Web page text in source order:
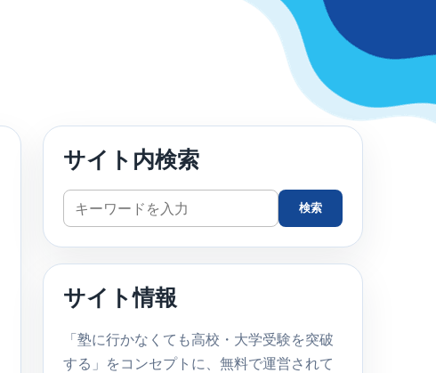
サイト内検索
サ
イ
ト
検
検索
サイト情報
「塾に行かなくても高校・大学受験を突破
する」をコンセプトに、無料で運営されて